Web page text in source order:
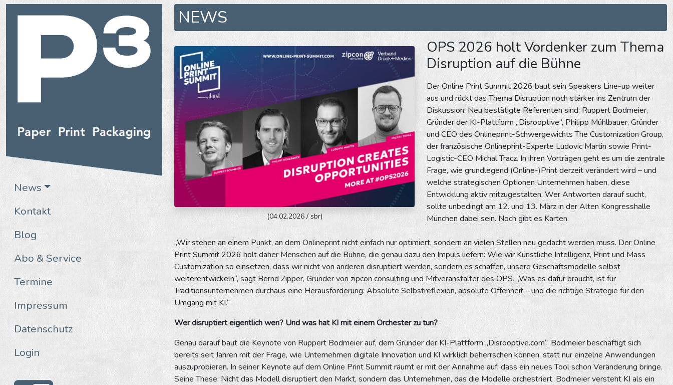
News
Kontakt
Blog
Abo & Service
Termine
Impressum
Datenschutz
Login
NEWS
(04.02.2026 / sbr)
OPS 2026 holt Vordenker zum Thema
Disruption auf die Bühne
Der Online Print Summit 2026 baut sein Speakers Line-up weiter
aus und rückt das Thema Disruption noch stärker ins Zentrum der
Diskussion. Neu bestätigte Referenten sind: Ruppert Bodmeier,
Gründer der KI-Plattform „Disrooptive“, Philipp Mühlbauer, Gründer
und CEO des Onlineprint-Schwergewichts The Customization Group,
der französische Onlineprint-Experte Ludovic Martin sowie Print-
Logistic-CEO Michal Tracz. In ihren Vorträgen geht es um die zentrale
Frage, wie grundlegend (Online-)Print derzeit verändert wird – und
welche strategischen Optionen Unternehmen haben, diese
Entwicklung aktiv mitzugestalten. Wer Antworten darauf sucht,
sollte unbedingt am 12. und 13. März in der Alten Kongresshalle
München dabei sein. Noch gibt es Karten.
„Wir stehen an einem Punkt, an dem Onlineprint nicht einfach nur optimiert, sondern an vielen Stellen neu gedacht werden muss. Der Online
Print Summit 2026 holt daher Menschen auf die Bühne, die genau dazu den Impuls liefern: Wie wir Künstliche Intelligenz, Print und Mass
Customization so einsetzen, dass wir nicht von anderen disruptiert werden, sondern es schaffen, unsere Geschäftsmodelle selbst
weiterentwickeln“, sagt Bernd Zipper, Gründer von zipcon consulting und Mitveranstalter des OPS. „Was es dafür braucht, ist für
Traditionsunternehmen durchaus eine Herausforderung: Absolute Selbstreflexion, absolute Offenheit – und die richtige Strategie für den
Umgang mit KI.“
Wer disruptiert eigentlich wen? Und was hat KI mit einem Orchester zu tun?
Genau darauf baut die Keynote von Ruppert Bodmeier auf, dem Gründer der KI-Plattform „Disrooptive.com“. Bodmeier beschäftigt sich
bereits seit Jahren mit der Frage, wie Unternehmen digitale Innovation und KI wirklich beherrschen können, statt nur einzelne Anwendungen
auszuprobieren. In seiner Keynote auf dem Online Print Summit räumt er mit der Annahme auf, dass ein neues Tool schon Veränderung bringe.
Seine These: Nicht das Modell disruptiert den Markt, sondern das Unternehmen, das die Modelle orchestriert. Bodmeier versteht KI als ein